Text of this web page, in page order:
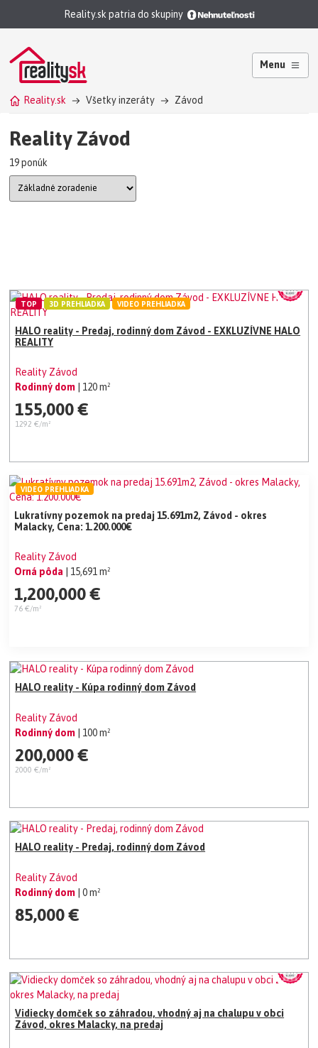
Reality.sk patria do skupiny
Menu
Reality.sk Všetky inzeráty Závod
Reality Závod
19 ponúk
HALO reality - Predaj, rodinný dom Závod - EXKLUZÍVNE HALO
REALITY
Reality Závod
Rodinný dom
| 120 m²
155,000 €
1292 €/m²
TOP 3D PREHLIADKA VIDEO PREHLIADKA
Lukratívny pozemok na predaj 15.691m2, Závod - okres
Malacky, Cena: 1.200.000€
Reality Závod
Orná pôda
| 15,691 m²
1,200,000 €
76 €/m²
VIDEO PREHLIADKA
HALO reality - Kúpa rodinný dom Závod
Reality Závod
Rodinný dom
| 100 m²
200,000 €
2000 €/m²
HALO reality - Predaj, rodinný dom Závod
Reality Závod
Rodinný dom
| 0 m²
85,000 €
Vidiecky domček so záhradou, vhodný aj na chalupu v obci
Závod, okres Malacky, na predaj